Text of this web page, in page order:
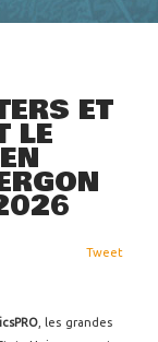
ET
LE
Tweet
, les grandes